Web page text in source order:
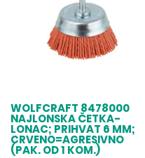
WOLFCRAFT 8478000
NAJLONSKA ČETKA-
LONAC; PRIHVAT 6 MM;
CRVENO=AGRESIVNO
(PAK. OD 1 KOM.)